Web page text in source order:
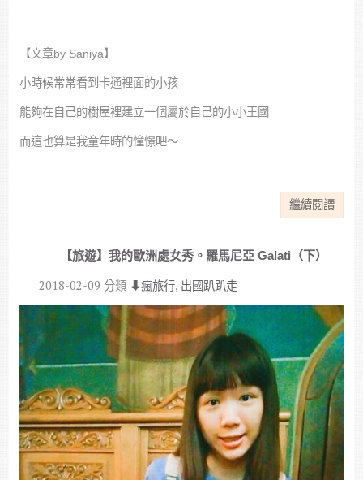
【文章by Saniya】
小時候常常看到卡通裡面的小孩
能夠在自己的樹屋裡建立一個屬於自己的小小王國
而這也算是我童年時的憧憬吧～
繼續閱讀
【旅遊】我的歐洲處女秀。羅馬尼亞 Galati（下）
2018-02-09 分類 ⬇︎瘋旅行, 出國趴趴走